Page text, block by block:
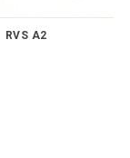
RVS A2